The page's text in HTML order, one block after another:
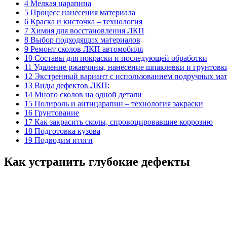
4 Мелкая царапина
5 Процесс нанесения материала
6 Краска и кисточка – технология
7 Химия для восстановления ЛКП
8 Выбор подходящих материалов
9 Ремонт сколов ЛКП автомобиля
10 Составы для покраски и последующей обработки
11 Удаление ржавчины, нанесение шпаклевки и
12 Экстренный вариант с использованием подручных
13 Виды дефектов ЛКП:
14 Много сколов на одной детали
15 Полироль и антицарапин – технология закраски
16 Грунтование
17 Как закрасить сколы, спровоцировавшие коррозию
18 Подготовка кузова
19 Подводим итоги
Как устранить глубокие дефекты